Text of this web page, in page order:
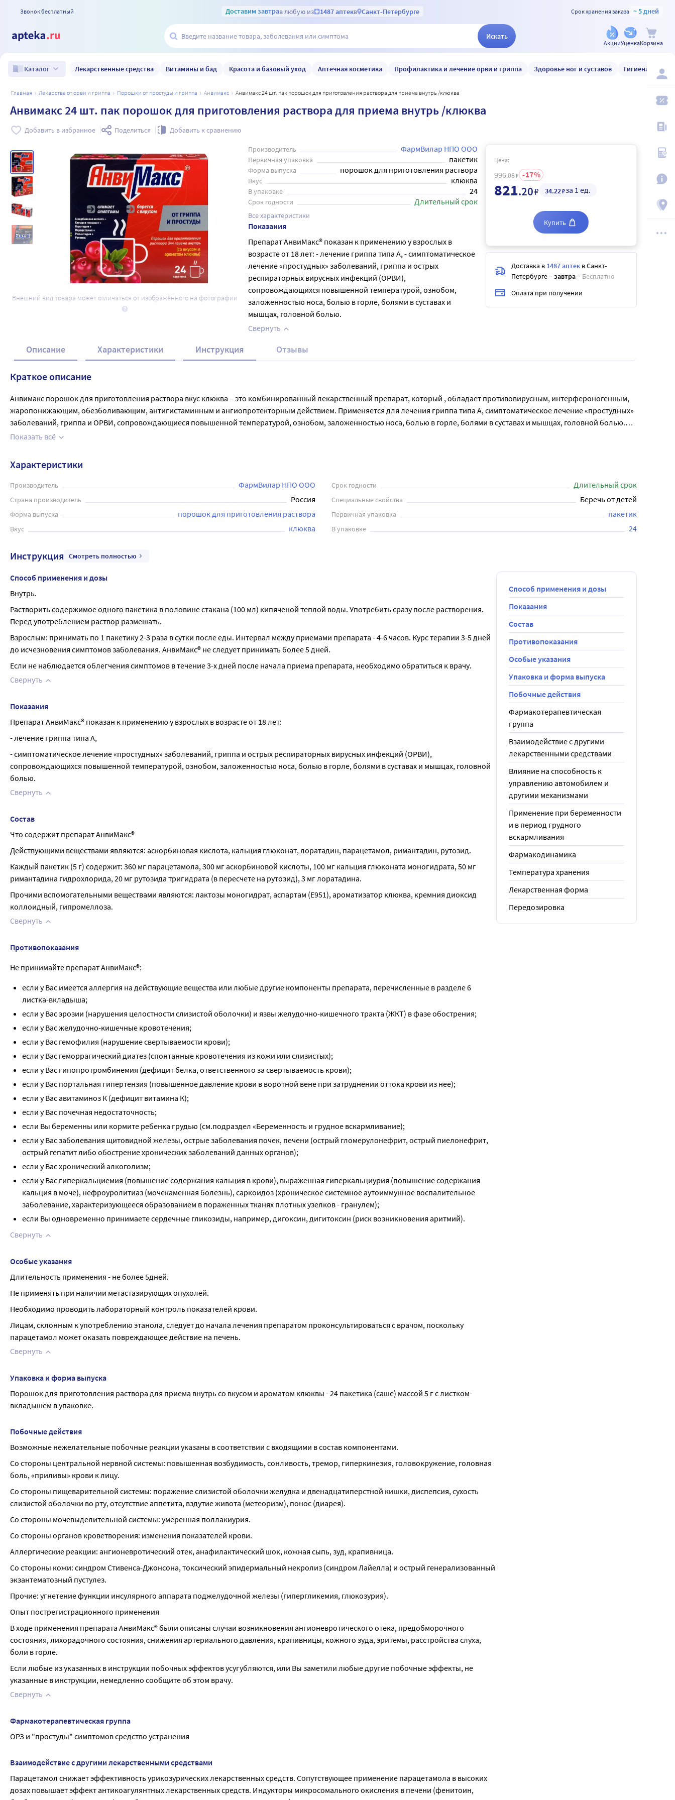
Звонок бесплатный Доставим завтрав любую из 1487 аптекв Санкт-Петербурге Срок хранения заказа ~ 5 дней
Искать
АкцииУценкаКорзина
Каталог Лекарственные средства Витамины и бад Красота и базовый уход Аптечная косметика Профилактика и лечение орви и гриппа Здоровье ног и суставов Гигиена и уход
главная лекарства от орви и гриппа порошки от простуды и гриппа анвимакс Анвимакс 24 шт. пак порошок для приготовления раствора для приема внутрь /клюква
Анвимакс 24 шт. пак порошок для приготовления раствора для приема внутрь /клюква
Добавить в избранное Поделиться Добавить к сравнению
Ещё 3
Внешний вид товара может отличаться от изображённого на фотографии
Производитель ФармВилар НПО ООО
Первичная упаковка пакетик
Форма выпуска порошок для приготовления раствора
Вкус клюква
В упаковке 24
Срок годности Длительный срок
Все характеристики
Показания
Препарат АнвиМакс® показан к применению у взрослых в
возрасте от 18 лет: - лечение гриппа типа А, - симптоматическое
лечение «простудных» заболеваний, гриппа и острых
респираторных вирусных инфекций (ОРВИ),
сопровождающихся повышенной температурой, ознобом,
заложенностью носа, болью в горле, болями в суставах и
мышцах, головной болью.
Свернуть
Цена:
996.08₽ 17
821.20₽ 34.22₽за 1 ед.
Купить
Доставка в 1487 аптек в Санкт-
Петербурге–завтра– Бесплатно
Оплата при получении
Описание Характеристики Инструкция Отзывы
Краткое описание
Анвимакс порошок для приготовления раствора вкус клюква – это комбинированный лекарственный препарат, который , обладает противовирусным, интерфероногенным,
жаропонижающим, обезболивающим, антигистаминным и ангиопротекторным действием. Применяется для лечения гриппа типа А, симптоматическое лечение «простудных»
заболеваний, гриппа и ОРВИ, сопровождающиеся повышенной температурой, ознобом, заложенностью носа, болью в горле, болями в суставах и мышцах, головной болью.
Выпускается в форме порошка, 5 г в саше - 24 штуки в упаковке. Растворить содержимое одного пакетика в половине стакана (100 мл) кипяченой теплой воды. Употребить
заболевания. АнвиМакс не следует принимать более 5 дней. Перед применением рекомендуется проконсультироваться с врачом.
Показать всё
Характеристики
Производитель ФармВилар НПО ООО Срок годности Длительный срок
Страна производитель Россия Специальные свойства Беречь от детей
Форма выпуска порошок для приготовления раствора Первичная упаковка пакетик
Вкус клюква В упаковке 24
Инструкция Смотреть полностью
Способ применения и дозы
Внутрь.
Растворить содержимое одного пакетика в половине стакана (100 мл) кипяченой теплой воды. Употребить сразу после растворения.
Перед употреблением раствор размешать.
Взрослым: принимать по 1 пакетику 2-3 раза в сутки после еды. Интервал между приемами препарата - 4-6 часов. Курс терапии 3-5 дней
до исчезновения симптомов заболевания. АнвиМакс® не следует принимать более 5 дней.
Если не наблюдается облегчения симптомов в течение 3-х дней после начала приема препарата, необходимо обратиться к врачу.
Свернуть
Показания
Препарат АнвиМакс® показан к применению у взрослых в возрасте от 18 лет:
- лечение гриппа типа А,
- симптоматическое лечение «простудных» заболеваний, гриппа и острых респираторных вирусных инфекций (ОРВИ),
сопровождающихся повышенной температурой, ознобом, заложенностью носа, болью в горле, болями в суставах и мышцах, головной
болью.
Свернуть
Состав
Что содержит препарат АнвиМакс®
Действующими веществами являются: аскорбиновая кислота, кальция глюконат, лоратадин, парацетамол, римантадин, рутозид.
Каждый пакетик (5 г) содержит: 360 мг парацетамола, 300 мг аскорбиновой кислоты, 100 мг кальция глюконата моногидрата, 50 мг
римантадина гидрохлорида, 20 мг рутозида тригидрата (в пересчете на рутозид), 3 мг лоратадина.
Прочими вспомогательными веществами являются: лактозы моногидрат, аспартам (Е951), ароматизатор клюква, кремния диоксид
коллоидный, гипромеллоза.
Свернуть
Противопоказания
Не принимайте препарат АнвиМакс®:
если у Вас имеется аллергия на действующие вещества или любые другие компоненты препарата, перечисленные в разделе 6
листка-вкладыша;
если у Вас эрозии (нарушения целостности слизистой оболочки) и язвы желудочно-кишечного тракта (ЖКТ) в фазе обострения;
если у Вас желудочно-кишечные кровотечения;
если у Вас гемофилия (нарушение свертываемости крови);
если у Вас геморрагический диатез (спонтанные кровотечения из кожи или слизистых);
если у Вас гипопротромбинемия (дефицит белка, ответственного за свертываемость крови);
если у Вас портальная гипертензия (повышенное давление крови в воротной вене при затруднении оттока крови из нее);
если у Вас авитаминоз К (дефицит витамина К);
если у Вас почечная недостаточность;
если Вы беременны или кормите ребенка грудью (см.подраздел «Беременность и грудное вскармливание);
если у Вас заболевания щитовидной железы, острые заболевания почек, печени (острый гломерулонефрит, острый пиелонефрит,
острый гепатит либо обострение хронических заболеваний данных органов);
если у Вас хронический алкоголизм;
если у Вас гиперкальциемия (повышение содержания кальция в крови), выраженная гиперкальциурия (повышение содержания
кальция в моче), нефроуролитиаз (мочекаменная болезнь), саркоидоз (хроническое системное аутоиммунное воспалительное
заболевание, характеризующееся образованием в пораженных тканях плотных узелков - гранулем);
если Вы одновременно принимаете сердечные гликозиды, например, дигоксин, дигитоксин (риск возникновения аритмий).
Свернуть
Особые указания
Длительность применения - не более 5дней.
Не применять при наличии метастазирующих опухолей.
Необходимо проводить лабораторный контроль показателей крови.
Лицам, склонным к употреблению этанола, следует до начала лечения препаратом проконсультироваться с врачом, поскольку
парацетамол может оказать повреждающее действие на печень.
Свернуть
Упаковка и форма выпуска
Порошок для приготовления раствора для приема внутрь со вкусом и ароматом клюквы - 24 пакетика (саше) массой 5 г с листком-
вкладышем в упаковке.
Побочные действия
Возможные нежелательные побочные реакции указаны в соответствии с входящими в состав компонентами.
Со стороны центральной нервной системы: повышенная возбудимость, сонливость, тремор, гиперкинезия, головокружение, головная
боль, «приливы» крови к лицу.
Со стороны пищеварительной системы: поражение слизистой оболочки желудка и двенадцатиперстной кишки, диспепсия, сухость
слизистой оболочки во рту, отсутствие аппетита, вздутие живота (метеоризм), понос (диарея).
Со стороны мочевыделительной системы: умеренная поллакиурия.
Со стороны органов кроветворения: изменения показателей крови.
Аллергические реакции: ангионевротический отек, анафилактический шок, кожная сыпь, зуд, крапивница.
Со стороны кожи: синдром Стивенса-Джонсона, токсический эпидермальный некролиз (синдром Лайелла) и острый генерализованный
экзантематозный пустулез.
Прочие: угнетение функции инсулярного аппарата поджелудочной железы (гипергликемия, глюкозурия).
Опыт пострегистрационного применения
В ходе применения препарата АнвиМакс® были описаны случаи возникновения ангионевротического отека, предобморочного
состояния, лихорадочного состояния, снижения артериального давления, крапивницы, кожного зуда, эритемы, расстройства слуха,
боли в горле.
Если любые из указанных в инструкции побочных эффектов усугубляются, или Вы заметили любые другие побочные эффекты, не
указанные в инструкции, немедленно сообщите об этом врачу.
Свернуть
Фармакотерапевтическая группа
ОРЗ и "простуды" симптомов средство устранения
Взаимодействие с другими лекарственными средствами
Парацетамол снижает эффективность урикозурических лекарственных средств. Сопутствующее применение парацетамола в высоких
дозах повышает эффект антикоагулянтных лекарственных средств. Индукторы микросомального окисления в печени (фенитоин,
Способ применения и дозы
Показания
Состав
Противопоказания
Особые указания
Упаковка и форма выпуска
Побочные действия
Фармакотерапевтическая
группа
Взаимодействие с другими
лекарственными средствами
Влияние на способность к
управлению автомобилем и
другими механизмами
Применение при беременности
и в период грудного
вскармливания
Фармакодинамика
Температура хранения
Лекарственная форма
Передозировка